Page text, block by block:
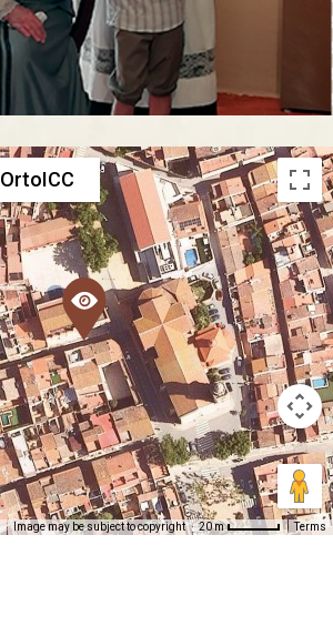
OrtoICC
Image may be subject to copyright 20 m Terms